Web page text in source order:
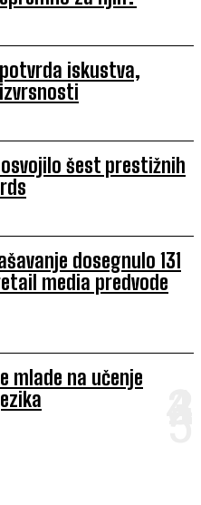
iskustva,
šest prestižnih
dosegnulo 131
media predvode
mlade na učenje